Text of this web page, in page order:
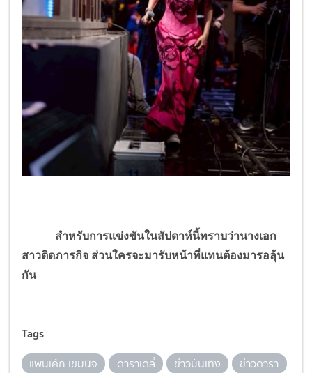
สำหรับการแข่งขันในสัปดาห์นี้ทราบว่านางเอก
สาวติดภารกิจ ส่วนใครจะมารับหน้าที่แทนต้องมารอลุ้น
กัน
Tags
แพนเค้ก เขมนิจ ดาราเดลี่ ข่าวบันเทิง
ข่าวดารา